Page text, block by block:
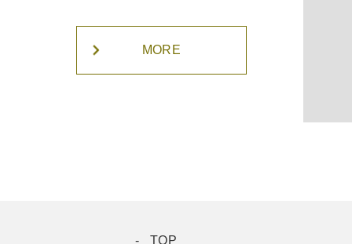
MORE
TOP